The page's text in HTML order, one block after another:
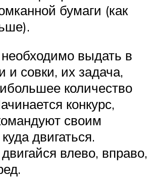
бумаги (как
выдать в
и совки, их задача,
количество
конкурс,
своим
двигаться.
влево, вправо,